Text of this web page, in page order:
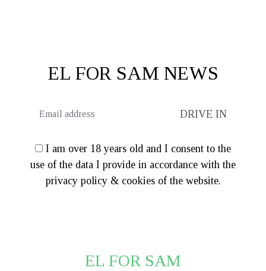
EL FOR SAM NEWS
I am over 18 years old and I consent to the
use of the data I provide in accordance with the
privacy policy & cookies of the website.
EL FOR SAM